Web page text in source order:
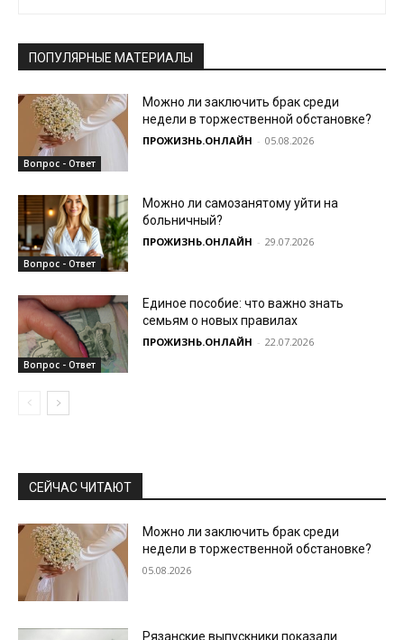
ПОПУЛЯРНЫЕ МАТЕРИАЛЫ
Вопрос - Ответ
Можно ли заключить брак среди
недели в торжественной обстановке?
ПРОЖИЗНЬ.ОНЛАЙН - 05.08.2026
Вопрос - Ответ
Можно ли самозанятому уйти на
больничный?
ПРОЖИЗНЬ.ОНЛАЙН - 29.07.2026
Вопрос - Ответ
Единое пособие: что важно знать
семьям о новых правилах
ПРОЖИЗНЬ.ОНЛАЙН - 22.07.2026
СЕЙЧАС ЧИТАЮТ
Можно ли заключить брак среди
недели в торжественной обстановке?
05.08.2026
Рязанские выпускники показали